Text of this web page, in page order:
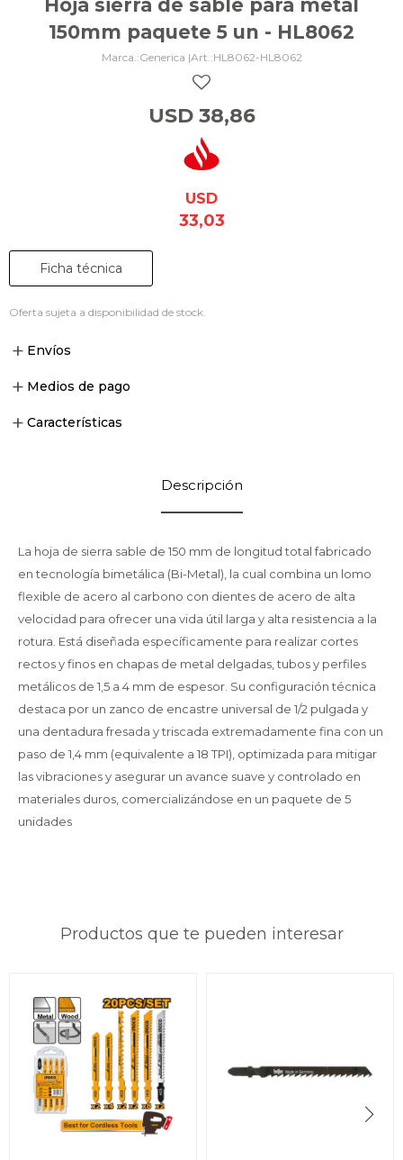
Hoja sierra de sable para metal
150mm paquete 5 un - HL8062
Generica | HL8062-HL8062
USD 38,86
USD
33,03
Ficha técnica
Oferta sujeta a disponibilidad de stock.
Envíos
Medios de pago
Características
Descripción
La hoja de sierra sable de 150 mm de longitud total fabricado
en tecnología bimetálica (Bi-Metal), la cual combina un lomo
flexible de acero al carbono con dientes de acero de alta
velocidad para ofrecer una vida útil larga y alta resistencia a la
rotura. Está diseñada específicamente para realizar cortes
rectos y finos en chapas de metal delgadas, tubos y perfiles
metálicos de 1,5 a 4 mm de espesor. Su configuración técnica
destaca por un zanco de encastre universal de 1/2 pulgada y
una dentadura fresada y triscada extremadamente fina con un
paso de 1,4 mm (equivalente a 18 TPI), optimizada para mitigar
las vibraciones y asegurar un avance suave y controlado en
materiales duros, comercializándose en un paquete de 5
unidades
Productos que te pueden interesar